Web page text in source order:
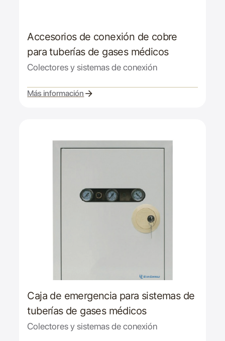
Accesorios de conexión de cobre
para tuberías de gases médicos
Colectores y sistemas de conexión
Más información
Caja de emergencia para sistemas de
tuberías de gases médicos
Colectores y sistemas de conexión